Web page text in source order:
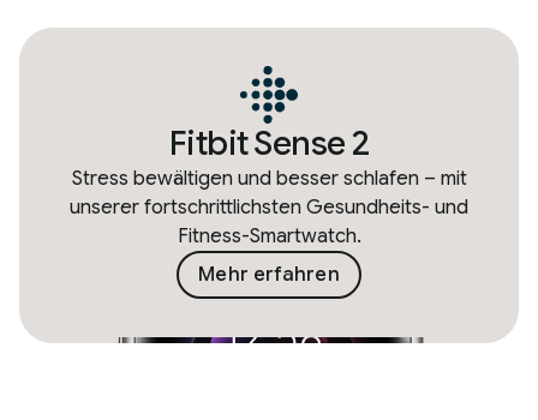
Fitbit Sense 2
Stress bewältigen und besser schlafen – mit
unserer fortschrittlichsten Gesundheits- und
Fitness-Smartwatch.
Mehr erfahren